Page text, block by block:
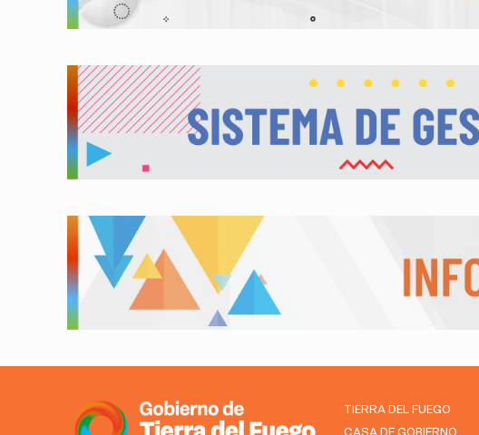
TIERRA DEL FUEGO